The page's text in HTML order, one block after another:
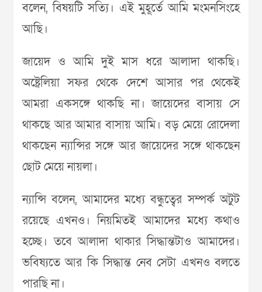
বলেন, বিষয়টি সত্যি। এই মুহূর্তে আমি মংমনসিংহে
আছি।
জায়েদ ও আমি দুই মাস ধরে আলাদা থাকছি।
অষ্ট্রেলিয়া সফর থেকে দেশে আসার পর থেকেই
আমরা একসঙ্গে থাকছি না। জায়েদের বাসায় সে
থাকছে আর আমার বাসায় আমি। বড় মেয়ে রোদেলা
থাকছেন ন্যান্সির সঙ্গে আর জায়েদের সঙ্গে থাকছেন
ছোট মেয়ে নায়লা।
ন্যান্সি বলেন, আমাদের মধ্যে বন্ধুত্বের সম্পর্ক অটুট
রয়েছে এখনও। নিয়মিতই আমাদের মধ্যে কথাও
হচ্ছে। তবে আলাদা থাকার সিদ্ধান্তটাও আমাদের।
ভবিষ্যতে আর কি সিদ্ধান্ত নেব সেটা এখনও বলতে
পারছি না।